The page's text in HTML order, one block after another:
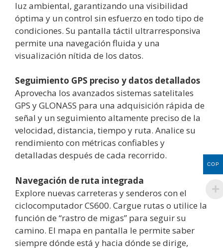
luz ambiental, garantizando una visibilidad
óptima y un control sin esfuerzo en todo tipo de
condiciones. Su pantalla táctil ultrarresponsiva
permite una navegación fluida y una
visualización nítida de los datos.
Seguimiento GPS preciso y datos detallados
Aprovecha los avanzados sistemas satelitales
GPS y GLONASS para una adquisición rápida de
señal y un seguimiento altamente preciso de la
velocidad, distancia, tiempo y ruta. Analice su
rendimiento con métricas confiables y
detalladas después de cada recorrido.
Navegación de ruta integrada
Explore nuevas carreteras y senderos con el
ciclocomputador CS600. Cargue rutas o utilice la
función de “rastro de migas” para seguir su
camino. El mapa en pantalla le permite saber
siempre dónde está y hacia dónde se dirige,
COP